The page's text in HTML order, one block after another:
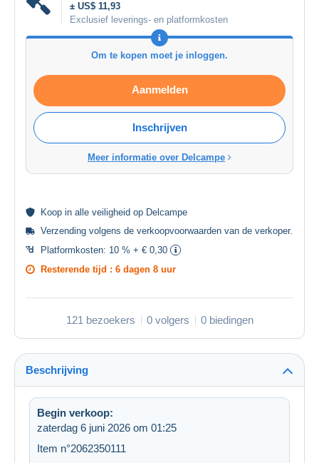
± US$ 11,93
Exclusief leverings- en platformkosten
Om te kopen moet je inloggen.
Aanmelden
Inschrijven
Meer informatie over Delcampe
Koop in alle veiligheid op Delcampe
Verzending volgens de verkoopvoorwaarden van de verkoper.
Platformkosten: 10 % + € 0,30
Resterende tijd : 6 dagen 8 uur
121 bezoekers 0 volgers 0 biedingen
Beschrijving
Begin verkoop:
zaterdag 6 juni 2026 om 01:25
Item n°2062350111